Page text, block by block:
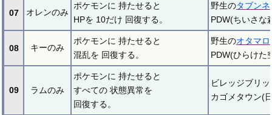
07 オレンのみ
ポケモンに 持たせると
HPを 10だけ 回復する。
野生のタブンネ
PDW(ちいさな
08 キーのみ
ポケモンに 持たせると
混乱を 回復する。
野生のオタマロ
PDW(ひらけた
09 ラムのみ
ポケモンに 持たせると
すべての 状態異常を
回復する。
ビレッジブリ
カゴメタウン(